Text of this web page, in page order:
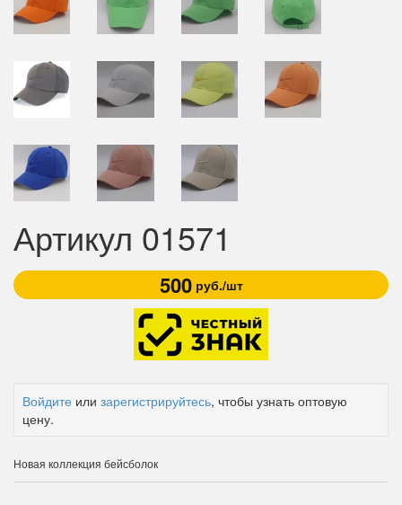
Артикул 01571
500руб./шт
Войдите или зарегистрируйтесь, чтобы узнать оптовую
цену.
Новая коллекция бейсболок